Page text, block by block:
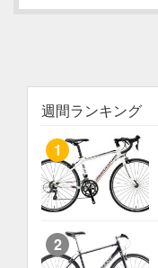
週間ランキング